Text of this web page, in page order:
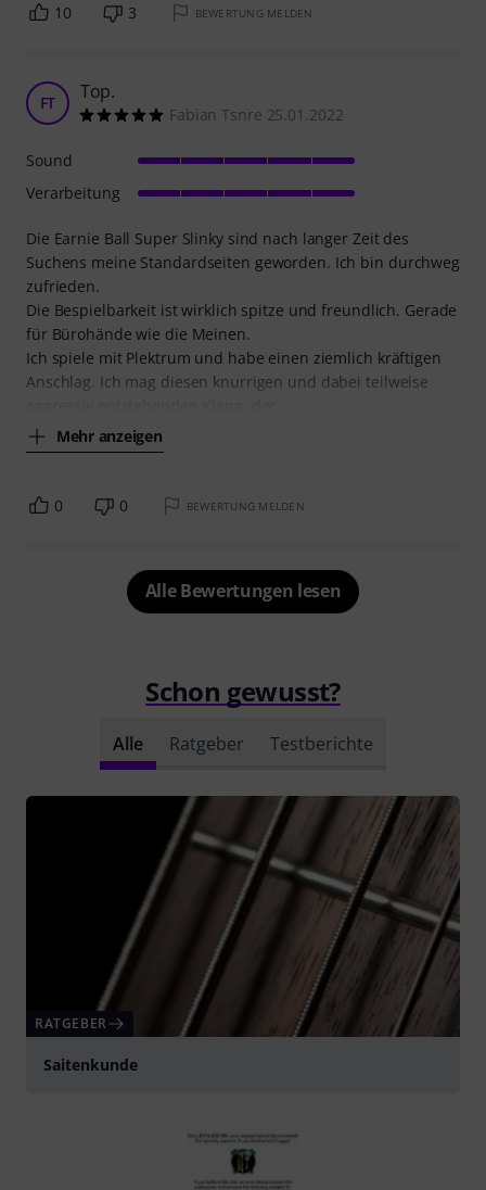
10 3 BEWERTUNG MELDEN
FT Top.
Fabian Tsnre 25.01.2022
Die Earnie Ball Super Slinky sind nach langer Zeit des
Suchens meine Standardseiten geworden. Ich bin durchweg
zufrieden.
Die Bespielbarkeit ist wirklich spitze und freundlich. Gerade
für Bürohände wie die Meinen.
Ich spiele mit Plektrum und habe einen ziemlich kräftigen
Anschlag. Ich mag diesen knurrigen und dabei teilweise
Mehr anzeigen
Sound
Verarbeitung
0 0 BEWERTUNG MELDEN
Alle Bewertungen lesen
Schon gewusst?
Alle Ratgeber Testberichte
RATGEBER
Saitenkunde